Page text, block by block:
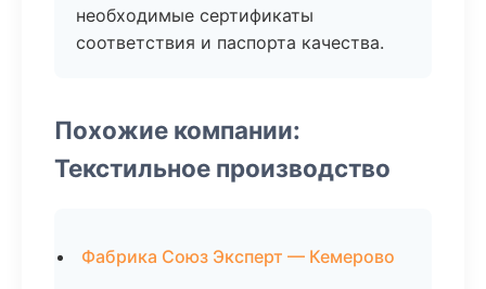
необходимые сертификаты
соответствия и паспорта качества.
Похожие компании:
Текстильное производство
Фабрика Союз Эксперт — Кемерово